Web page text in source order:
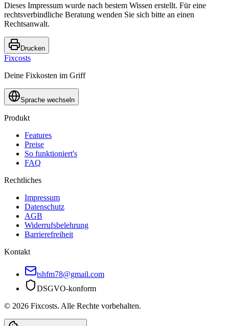
Dieses Impressum wurde nach bestem Wissen erstellt. Für eine
rechtsverbindliche Beratung wenden Sie sich bitte an einen
Rechtsanwalt.
Drucken
Fixcosts
Deine Fixkosten im Griff
Sprache wechseln
Produkt
Features
Preise
So funktioniert's
FAQ
Rechtliches
Impressum
Datenschutz
AGB
Widerrufsbelehrung
Barrierefreiheit
Kontakt
tshfm78@gmail.com
DSGVO-konform
© 2026 Fixcosts. Alle Rechte vorbehalten.